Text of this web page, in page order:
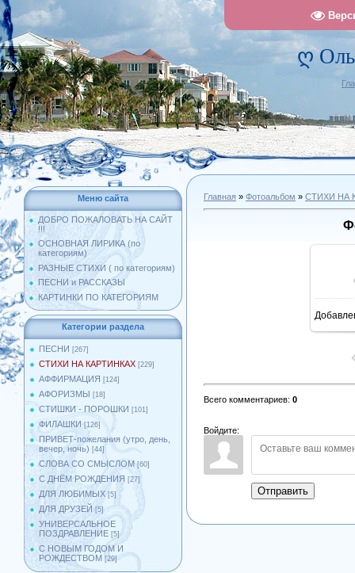
ღ
Меню сайта
ДОБРО ПОЖАЛОВАТЬ НА САЙТ
!!!
ОСНОВНАЯ ЛИРИКА (по
категориям)
РАЗНЫЕ СТИХИ ( по категориям)
ПЕСНИ и РАССКАЗЫ
КАРТИНКИ ПО КАТЕГОРИЯМ
Категории раздела
ПЕСНИ [267]
СТИХИ НА КАРТИНКАХ [229]
АФФИРМАЦИЯ [124]
АФОРИЗМЫ [18]
СТИШКИ - ПОРОШКИ [101]
ФИЛАШКИ [126]
ПРИВЕТ-пожелания (утро, день,
вечер, ночь) [44]
СЛОВА СО СМЫСЛОМ [60]
С ДНЁМ РОЖДЕНИЯ [27]
ДЛЯ ЛЮБИМЫХ [5]
ДЛЯ ДРУЗЕЙ [5]
УНИВЕРСАЛЬНОЕ
ПОЗДРАВЛЕНИЕ [5]
С НОВЫМ ГОДОМ И
РОЖДЕСТВОМ [29]
Главная » Фотоальбом » СТИХИ НА
Всего комментариев: 0
Войдите:
Отправить